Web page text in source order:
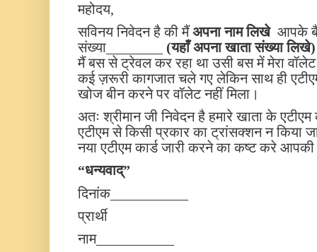
महोदय,
सविनय निवेदन है की मैंअपना नामलिखेआपके बैंक
संख्या________ (यहाँ अपना खाता संख्या लिखे)
मैं बस से ट्रेवल कर रहा था उसी बस में मेरा वॉलेट
कई ज़रूरी कागजात चले गए लेकिन साथ ही
खोज बीन करने पर वॉलेट नहीं मिला।
अतः श्रीमान जी निवेदन है हमारे खाता के
एटीएम से किसी प्रकार का ट्रांसक्शन न किया
नया एटीएम कार्ड जारी करने का कष्ट करे आपकी
“धन्यवाद्”
दिनांक___________
प्रार्थी
नाम___________